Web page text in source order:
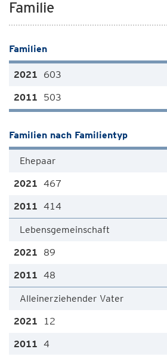
Familie
Familien
603
503
Familien nach Familientyp
Ehepaar
467
414
Lebensgemeinschaft
89
48
Alleinerziehender Vater
12
4